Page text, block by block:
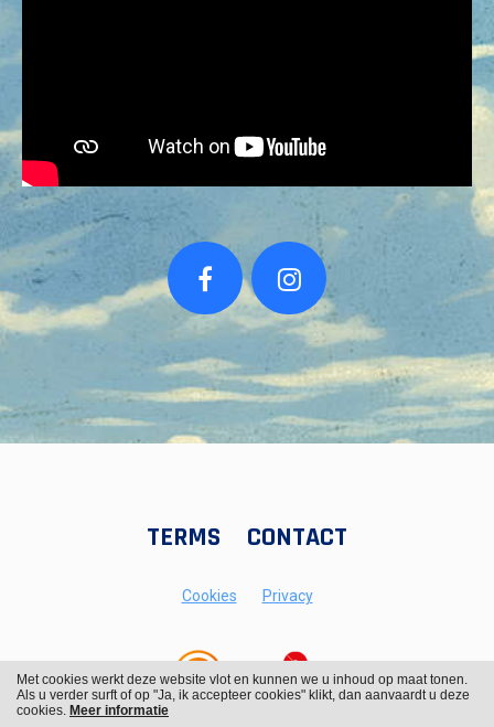
TERMS CONTACT
Cookies Privacy
Met cookies werkt deze website vlot en kunnen we u inhoud op maat tonen.
Als u verder surft of op "Ja, ik accepteer cookies" klikt, dan aanvaardt u deze
cookies. Meer informatie